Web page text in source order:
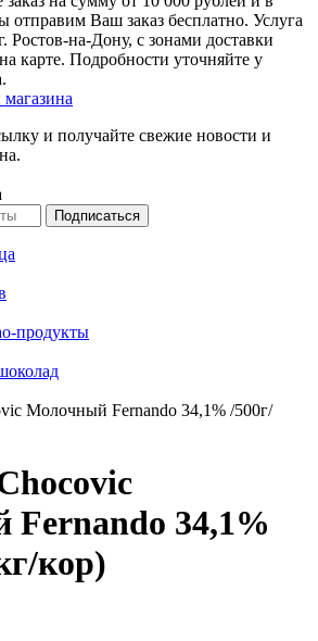
отправим Ваш заказ бесплатно. Услуга
Ростов-на-Дону, с зонами доставки
карте. Подробности уточняйте у
и получайте свежие новости и
продукты
Молочный Fernando 34,1% /500г/
34,1%
кор)